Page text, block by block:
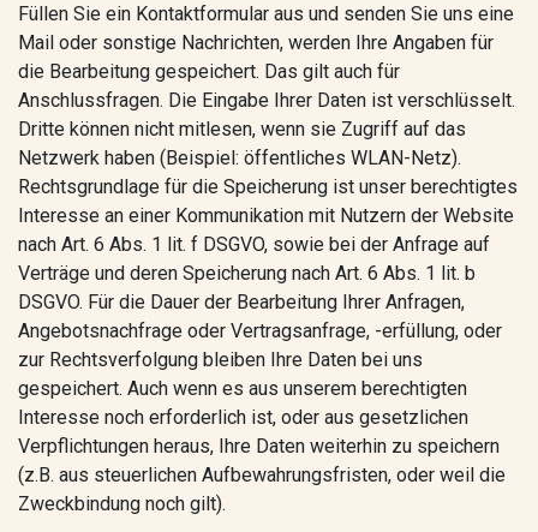
Füllen Sie ein Kontaktformular aus und senden Sie uns eine
Mail oder sonstige Nachrichten, werden Ihre Angaben für
die Bearbeitung gespeichert. Das gilt auch für
Anschlussfragen. Die Eingabe Ihrer Daten ist verschlüsselt.
Dritte können nicht mitlesen, wenn sie Zugriff auf das
Netzwerk haben (Beispiel: öffentliches WLAN-Netz).
Rechtsgrundlage für die Speicherung ist unser berechtigtes
Interesse an einer Kommunikation mit Nutzern der Website
nach Art. 6 Abs. 1 lit. f DSGVO, sowie bei der Anfrage auf
Verträge und deren Speicherung nach Art. 6 Abs. 1 lit. b
DSGVO. Für die Dauer der Bearbeitung Ihrer Anfragen,
Angebotsnachfrage oder Vertragsanfrage, -erfüllung, oder
zur Rechtsverfolgung bleiben Ihre Daten bei uns
gespeichert. Auch wenn es aus unserem berechtigten
Interesse noch erforderlich ist, oder aus gesetzlichen
Verpflichtungen heraus, Ihre Daten weiterhin zu speichern
(z.B. aus steuerlichen Aufbewahrungsfristen, oder weil die
Zweckbindung noch gilt).